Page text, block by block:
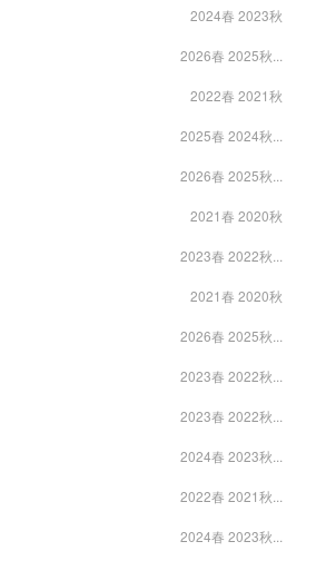
2024春 2023秋
2026春 2025秋...
2022春 2021秋
2025春 2024秋...
2026春 2025秋...
2021春 2020秋
2023春 2022秋...
2021春 2020秋
2026春 2025秋...
2023春 2022秋...
2023春 2022秋...
2024春 2023秋...
2022春 2021秋...
2024春 2023秋...